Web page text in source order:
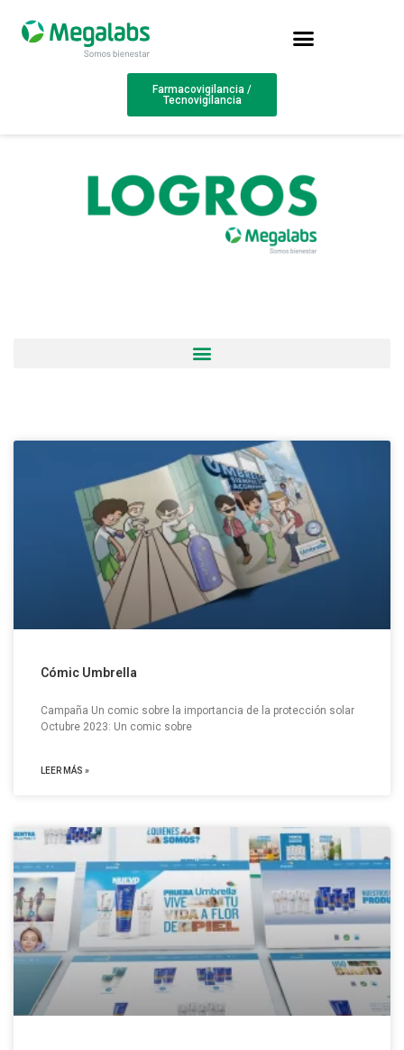
Farmacovigilancia /
Tecnovigilancia
Cómic Umbrella
Campaña Un comic sobre la importancia de la protección solar
Octubre 2023: Un comic sobre
LEER MÁS »